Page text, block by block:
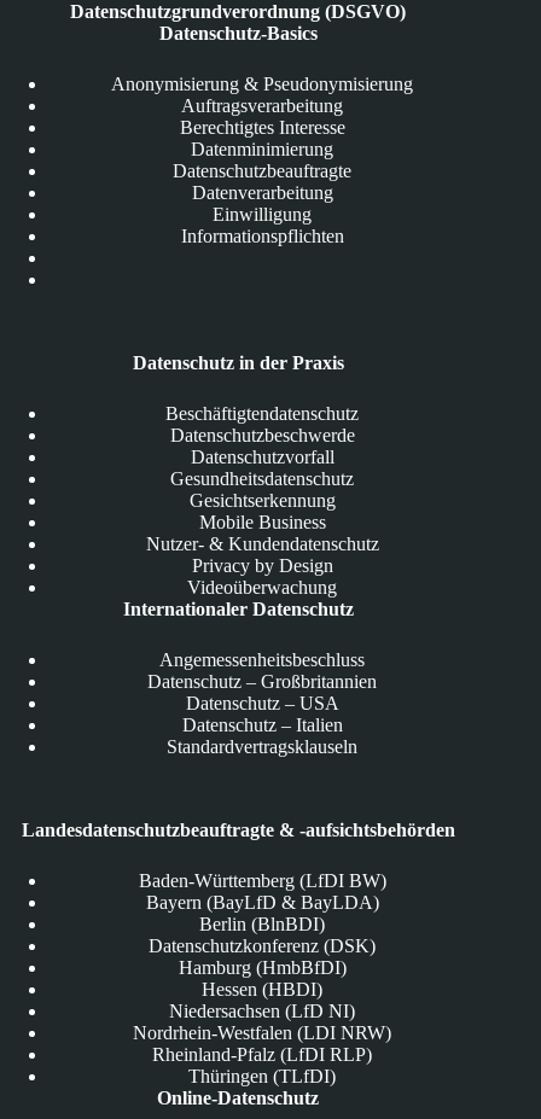
Datenschutzgrundverordnung (DSGVO)
Datenschutz-Basics
Anonymisierung & Pseudonymisierung
Auftragsverarbeitung
Berechtigtes Interesse
Datenminimierung
Datenschutzbeauftragte
Datenverarbeitung
Einwilligung
Informationspflichten
Datenschutz in der Praxis
Beschäftigtendatenschutz
Datenschutzbeschwerde
Datenschutzvorfall
Gesundheitsdatenschutz
Gesichtserkennung
Mobile Business
Nutzer- & Kundendatenschutz
Privacy by Design
Videoüberwachung
Internationaler Datenschutz
Angemessenheitsbeschluss
Datenschutz – Großbritannien
Datenschutz – USA
Datenschutz – Italien
Standardvertragsklauseln
Landesdatenschutzbeauftragte & -aufsichtsbehörden
Baden-Württemberg (LfDI BW)
Bayern (BayLfD & BayLDA)
Berlin (BlnBDI)
Datenschutzkonferenz (DSK)
Hamburg (HmbBfDI)
Hessen (HBDI)
Niedersachsen (LfD NI)
Nordrhein-Westfalen (LDI NRW)
Rheinland-Pfalz (LfDI RLP)
Thüringen (TLfDI)
Online-Datenschutz